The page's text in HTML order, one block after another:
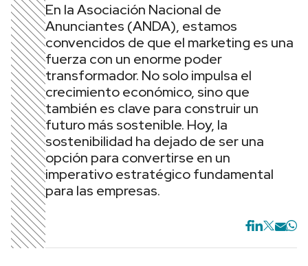
En la Asociación Nacional de
Anunciantes (ANDA), estamos
convencidos de que el marketing es una
fuerza con un enorme poder
transformador. No solo impulsa el
crecimiento económico, sino que
también es clave para construir un
futuro más sostenible. Hoy, la
sostenibilidad ha dejado de ser una
opción para convertirse en un
imperativo estratégico fundamental
para las empresas.